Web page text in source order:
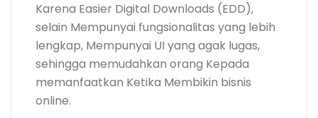
Karena Easier Digital Downloads (EDD),
selain Mempunyai fungsionalitas yang lebih
lengkap, Mempunyai UI yang agak lugas,
sehingga memudahkan orang Kepada
memanfaatkan Ketika Membikin bisnis
online.